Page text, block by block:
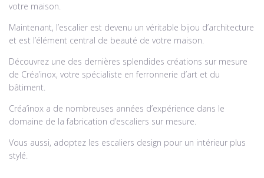
votre maison.
Maintenant, l’escalier est devenu un véritable bijou d’architecture
et est l’élément central de beauté de votre maison.
Découvrez une des dernières splendides créations sur mesure
de Créa’inox, votre spécialiste en ferronnerie d’art et du
bâtiment.
Créa’inox a de nombreuses années d’expérience dans le
domaine de la fabrication d’escaliers sur mesure.
Vous aussi, adoptez les escaliers design pour un intérieur plus
stylé.